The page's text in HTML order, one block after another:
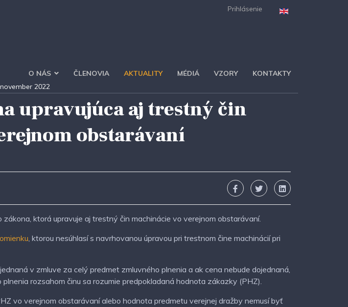
Prihlásenie
O NÁS ČLENOVIA AKTUALITY MÉDIÁ VZORY KONTAKTY
upravujúca aj trestný čin
obstarávaní
2022
ktorá upravuje aj trestný čin machinácie vo verejnom obstarávaní.
, ktorou nesúhlasí s navrhovanou úpravou pri trestnom čine machinácií pri
v zmluve za celý predmet zmluvného plnenia a ak cena nebude dojednaná,
rozsahom činu sa rozumie predpokladaná hodnota zákazky (PHZ).
vo verejnom obstarávaní alebo hodnota predmetu verejnej dražby nemusí byť